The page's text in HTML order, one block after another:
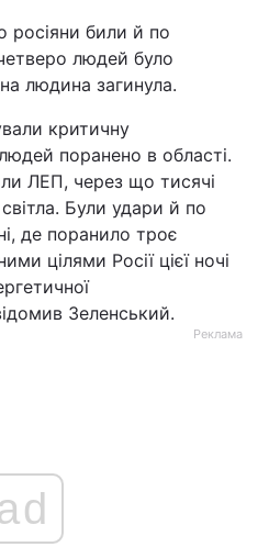
росіяни били й по
людей було
людина загинула.
критичну
поранено в області.
ЛЕП, через що тисячі
Були удари й по
де поранило троє
цілями Росії цієї ночі
Зеленський.
Реклама